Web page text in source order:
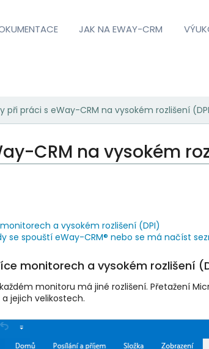
JAK NA EWAY-CRM
při práci s eWay-CRM na vysokém rozlišení
CRM na vysokém
a vysokém rozlišení (DPI)
se spouští eWay-CRM® nebo se má načíst
monitorech a vysokém rozlišení
monitoru má jiné rozlišení. Přetažení
jejich velikostech.